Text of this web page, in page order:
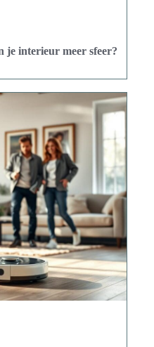
je interieur meer sfeer?